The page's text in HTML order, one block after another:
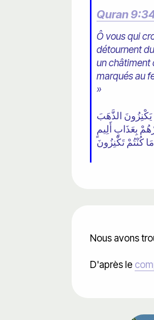
Quran
Ô vous qui
détournent
un châtiment
marqués au
»
يَكْنِزُونَ الذَّهَبَ
بِعَذَابٍ أَلِيمٍ
Nous avons
D'après le